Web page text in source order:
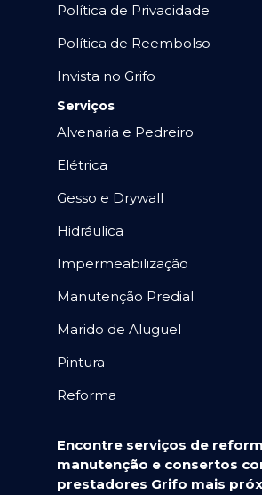
Política de Privacidade
Política de Reembolso
Invista no Grifo
Serviços
Alvenaria e Pedreiro
Elétrica
Gesso e Drywall
Hidráulica
Impermeabilização
Manutenção Predial
Marido de Aluguel
Pintura
Reforma
Encontre serviços de
manutenção e consertos
prestadores Grifo mais